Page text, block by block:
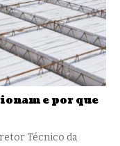
e por que
Técnico da